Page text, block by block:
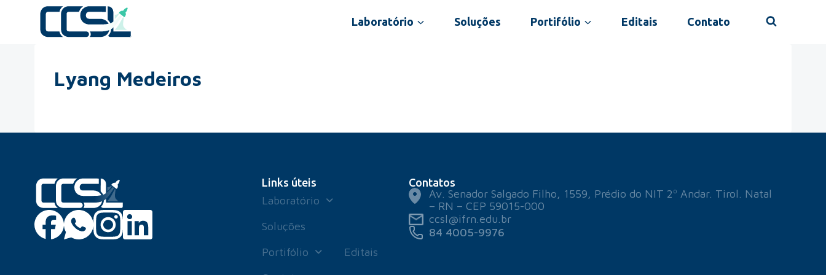
Laboratório Soluções Portifólio Editais Contato
Lyang Medeiros
Links úteis
Laboratório
Soluções
Portifólio
Editais
Contatos
Av. Senador Salgado Filho, 1559, Prédio do NIT 2º Andar. Tirol. Natal
– RN – CEP 59015-000
ccsl@ifrn.edu.br
84 4005-9976